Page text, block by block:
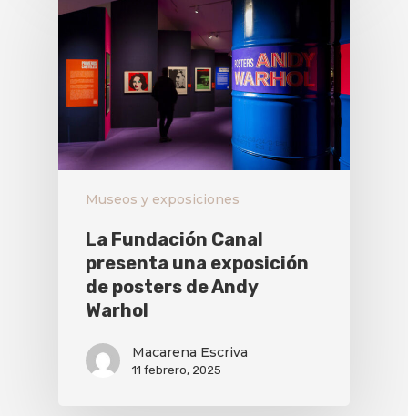
Museos y exposiciones
La Fundación Canal
presenta una exposición
de posters de Andy
Warhol
Macarena Escriva
11 febrero, 2025